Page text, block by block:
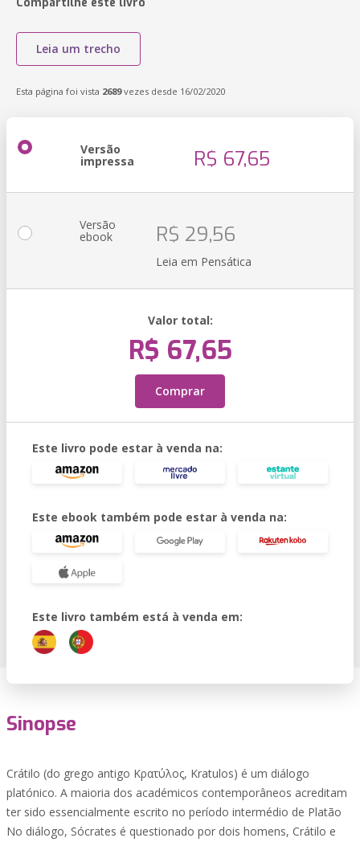
Leia um trecho
Esta página foi vista 2689vezes desde 16/02/2020
Versão
impressa R$ 67,65
Versão
ebook R$ 29,56
Leia em Pensática
Valor total:
R$ 67,65
Comprar
Este livro pode estar à venda na:
Este ebook também pode estar à venda na:
Este livro também está à venda em:
Sinopse
Crátilo (do grego antigo Κρατύλος, Kratulos) é um diálogo
platónico. A maioria dos académicos contemporâneos acreditam
ter sido essencialmente escrito no período intermédio de Platão
No diálogo, Sócrates é questionado por dois homens, Crátilo e